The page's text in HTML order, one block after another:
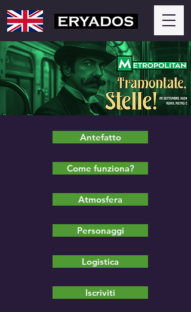
Antefatto
Come funziona?
Atmosfera
Personaggi
Logistica
Iscriviti